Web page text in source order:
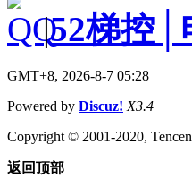
|52梯控│
GMT+8, 2026-8-7 05:28
Powered by Discuz! X3.4
Copyright © 2001-2020,
返回顶部